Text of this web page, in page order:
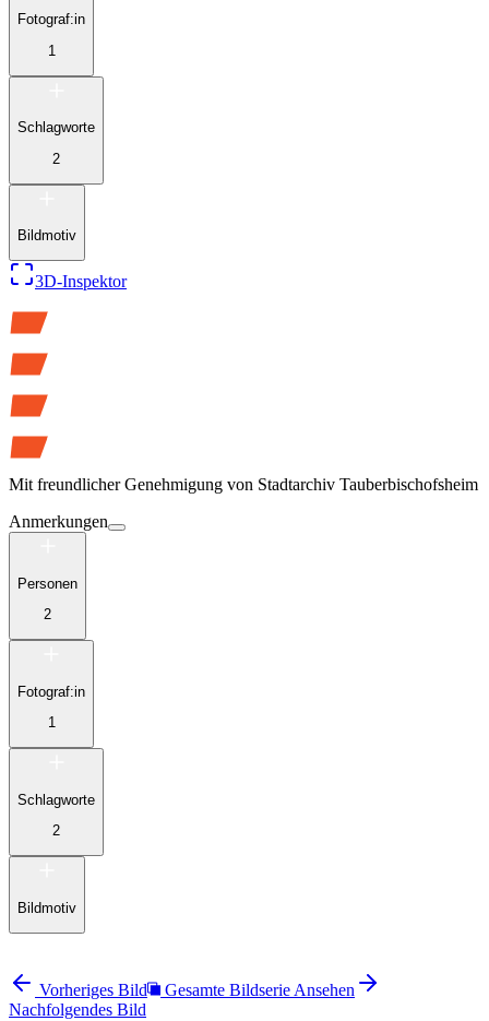
Fotograf:in
1
Schlagworte
2
Bildmotiv
3D-Inspektor
Mit freundlicher Genehmigung von Stadtarchiv Tauberbischofsheim
Anmerkungen
Personen
2
Fotograf:in
1
Schlagworte
2
Bildmotiv
Vorheriges Bild
Gesamte Bildserie Ansehen
Nachfolgendes Bild